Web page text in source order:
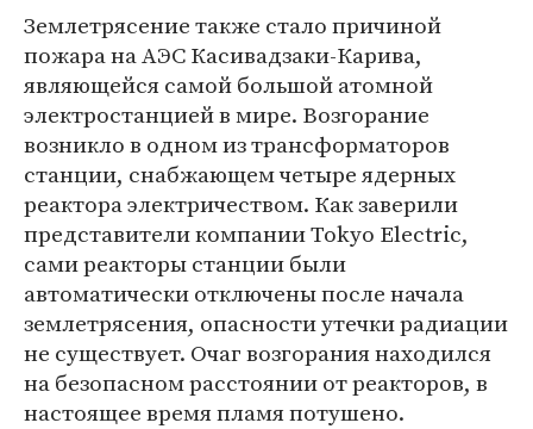
Землетрясение также стало причиной
пожара на АЭС Касивадзаки-Карива,
являющейся самой большой атомной
электростанцией в мире. Возгорание
возникло в одном из трансформаторов
станции, снабжающем четыре ядерных
реактора электричеством. Как заверили
представители компании Tokyo Electric,
сами реакторы станции были
автоматически отключены после начала
землетрясения, опасности утечки радиации
не существует. Очаг возгорания находился
на безопасном расстоянии от реакторов, в
настоящее время пламя потушено.